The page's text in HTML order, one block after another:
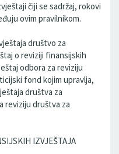
čiji se sadržaj, rokovi
ovim pravilnikom.
društvo za
o reviziji finansijskih
odbora za reviziju
fond kojim upravlja,
društva za
reviziju društva za
IZVJEŠTAJA